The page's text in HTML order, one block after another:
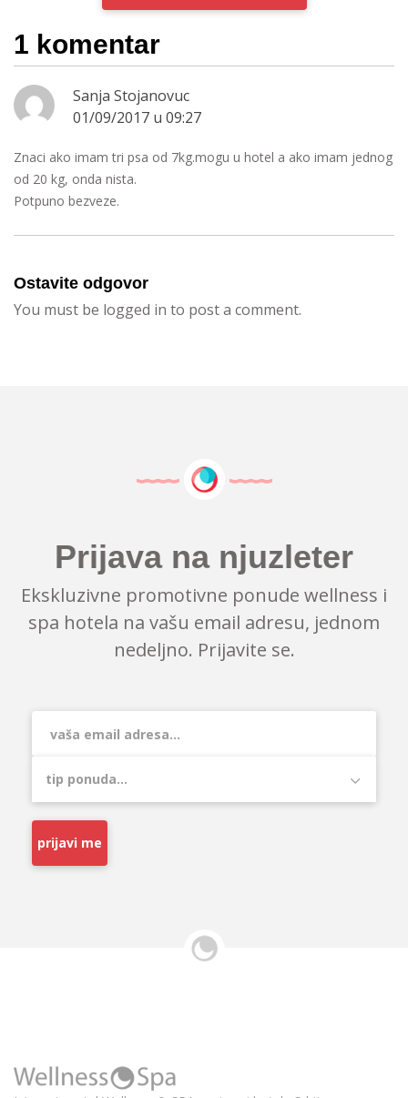
1 komentar
Sanja Stojanovuc
01/09/2017 u 09:27
Znaci ako imam tri psa od 7kg.mogu u hotel a ako imam jednog
od 20 kg, onda nista.
Potpuno bezveze.
Ostavite odgovor
You must be logged in to post a comment.
Prijava na njuzleter
Ekskluzivne promotivne ponude wellness i
spa hotela na vašu email adresu, jednom
nedeljno. Prijavite se.
prijavi me